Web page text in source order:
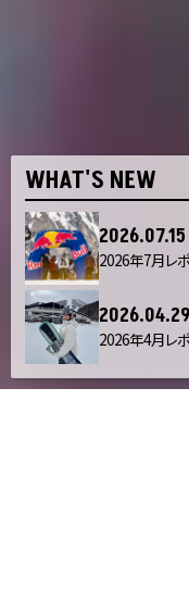
WHAT'S NEW
2026.07.15
2026年7月レ
2026.04.29
2026年4月レ